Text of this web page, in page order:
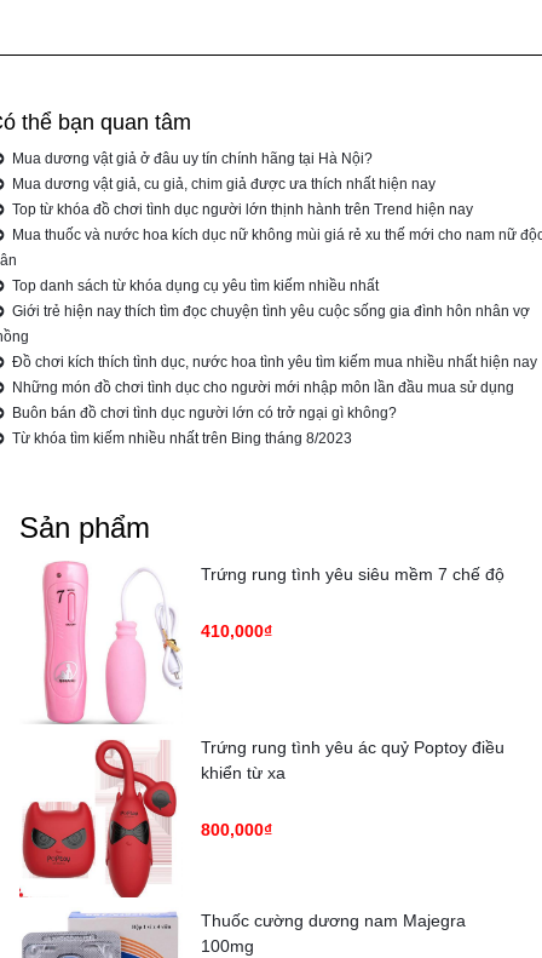
thể bạn quan tâm
Mua dương vật giả ở đâu uy tín chính hãng tại Hà Nội?
Mua dương vật giả, cu giả, chim giả được ưa thích nhất hiện nay
Top từ khóa đồ chơi tình dục người lớn thịnh hành trên Trend hiện nay
Mua thuốc và nước hoa kích dục nữ không mùi giá rẻ xu thế mới cho nam nữ
Top danh sách từ khóa dụng cụ yêu tìm kiếm nhiều nhất
Giới trẻ hiện nay thích tìm đọc chuyện tình yêu cuộc sống gia đình hôn nhân vợ
Đồ chơi kích thích tình dục, nước hoa tình yêu tìm kiếm mua nhiều nhất hiện nay
Những món đồ chơi tình dục cho người mới nhập môn lần đầu mua sử dụng
Buôn bán đồ chơi tình dục người lớn có trở ngại gì không?
Từ khóa tìm kiếm nhiều nhất trên Bing tháng 8/2023
Sản phẩm
Trứng rung tình yêu siêu mềm 7 chế độ
410,000₫
Trứng rung tình yêu ác quỷ Poptoy điều
khiển từ xa
800,000₫
Thuốc cường dương nam Majegra
100mg